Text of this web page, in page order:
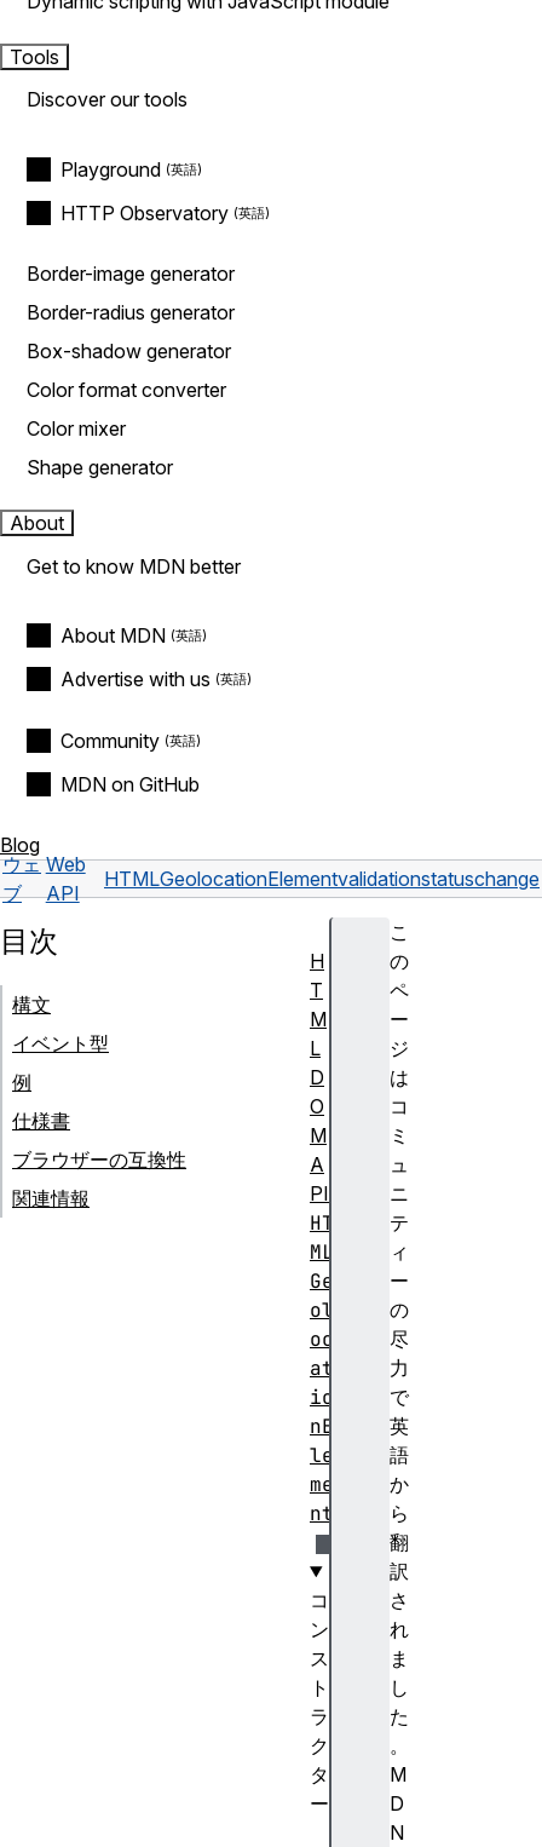
Tools
Discover our tools
Playground
HTTP Observatory
Border-image generator
Border-radius generator
Box-shadow generator
Color format converter
Color mixer
Shape generator
About
Get to know MDN better
About MDN
Advertise with us
Community
MDN on GitHub
Blog
ウェ
ブ
Web
API
HTMLGeolocationElementvalidationstatuschange
こ
の
ペ
ー
ジ
は
コ
ミ
ュ
ニ
テ
ィ
ー
の
尽
力
で
英
語
か
ら
翻
訳
さ
れ
ま
し
た
。
M
D
N
目次
構文
イベント型
例
仕様書
ブラウザーの互換性
関連情報
H
T
M
L
D
O
M
A
PI
HT
ML
Ge
ol
oc
at
io
nE
le
me
nt
コ
ン
ス
ト
ラ
ク
タ
ー